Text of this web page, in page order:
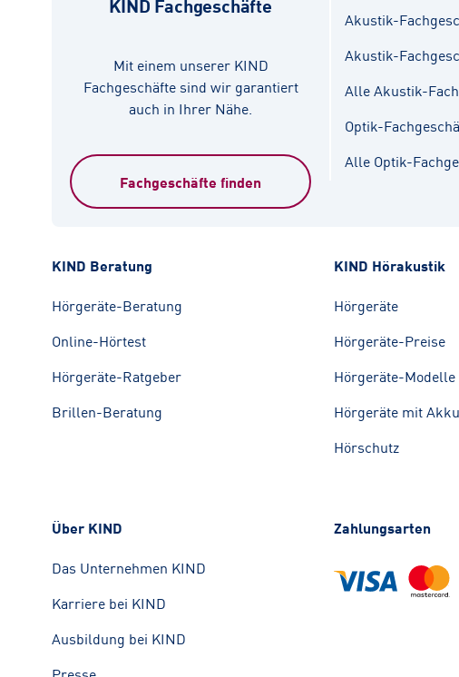
Mit einem unserer KIND
Fachgeschäfte sind wir garantiert
auch in Ihrer Nähe.
Akustik-
Akustik-
Alle Akustik-
Optik-
Alle Optik-
Fachgeschäfte finden
KIND Beratung
Hörgeräte-Beratung
Online-Hörtest
Hörgeräte-Ratgeber
Brillen-Beratung
KIND Hörakustik
Hörgeräte
Hörgeräte-Preise
Hörgeräte-Modelle
Hörgeräte mit Akku
Hörschutz
Über KIND
Das Unternehmen KIND
Karriere bei KIND
Ausbildung bei KIND
Zahlungsarten